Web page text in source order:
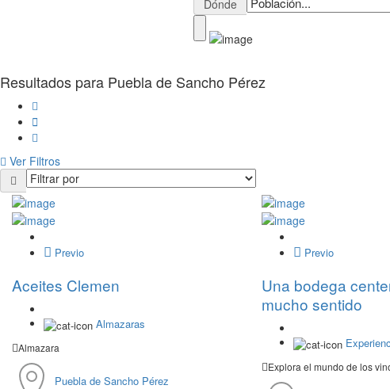
Dónde
Resultados para Puebla de Sancho Pérez
Ver Filtros
Previo
Aceites Clemen
Almazaras
Almazara
Puebla de Sancho Pérez
Previo
Una bodega
mucho sentido
Explora el mundo de los